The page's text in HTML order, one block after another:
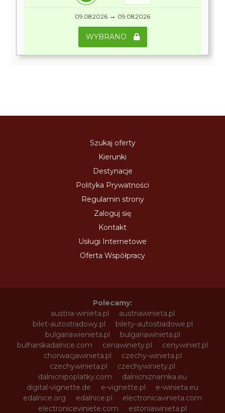
09.08.2026 → 09.08.2026
WYBRANO
Szukaj oferty
Kierunki
Destynacje
Polityka Prywatności
Regulamin strony
Zaloguj się
Kontakt
Usługi Internetowe
Oferta Współpracy
Polecamy:
austria-winieta.pl
austriawinieta.pl
bilet-autostradowy.pl
bilety-autostradowe.pl
bulgariawienieta.pl
bulgariawinieta.pl
bulharskadalnice.com
cenawiniety.pl
cenywiniet.pl
chorwacjawinieta.pl
czechy-winieta.pl
czechywinieta.pl
czechywiniety.pl
dalnicnipoplatky.com
dalnicniznamka.eu
digital-vignette.de
e-vignette.pl
e-winieta.eu
edalnice.org
edalnice.pl
electronicavinieta.com
electroniceviniete.com
estoniawinieta.pl